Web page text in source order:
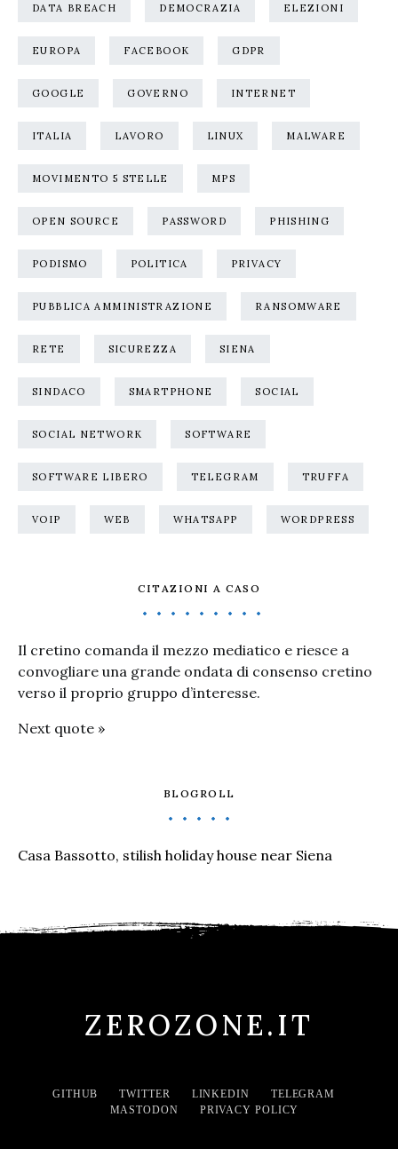
DATA BREACH DEMOCRAZIA ELEZIONI
EUROPA FACEBOOK GDPR
GOOGLE GOVERNO INTERNET
ITALIA LAVORO LINUX MALWARE
MOVIMENTO 5 STELLE MPS
OPEN SOURCE PASSWORD PHISHING
PODISMO POLITICA PRIVACY
PUBBLICA AMMINISTRAZIONE RANSOMWARE
RETE SICUREZZA SIENA
SINDACO SMARTPHONE SOCIAL
SOCIAL NETWORK SOFTWARE
SOFTWARE LIBERO TELEGRAM TRUFFA
VOIP WEB WHATSAPP WORDPRESS
CITAZIONI A CASO
Il cretino comanda il mezzo mediatico e riesce a
convogliare una grande ondata di consenso cretino
verso il proprio gruppo d’interesse.
Next quote »
BLOGROLL
Casa Bassotto, stilish holiday house near Siena
ZEROZONE.IT
GITHUB TWITTER LINKEDIN
TELEGRAM
MASTODON
PRIVACY POLICY